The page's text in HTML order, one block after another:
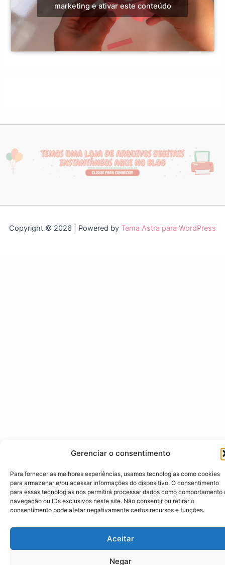
Gerenciar o consentimento
Para fornecer as melhores experiências, usamos tecnologias como cookies
para armazenar e/ou acessar informações do dispositivo. O consentimento
para essas tecnologias nos permitirá processar dados como comportamento
navegação ou IDs exclusivos neste site. Não consentir ou retirar o
consentimento pode afetar negativamente certos recursos e funções.
Aceitar
Negar
marketing e ativar este conteúdo
Copyright © 2026 | Powered by Tema Astra para WordPress